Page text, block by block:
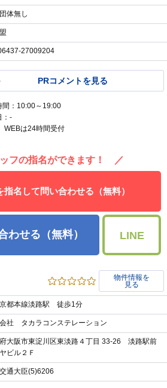
体無し
27009204
PRコメントを見る
間：10:00～19:00
：-
WEBは24時間受付
フの指名ができます！ ／
指名して問い合わせる（無料）
わせる（無料） LINE
物件情報を
見る
都本線淡路駅 徒歩1分
社 タカラコンステレーション
大阪市東淀川区東淡路４丁目 33-26 淡路駅前
ビル２Ｆ
通大臣(5)6206